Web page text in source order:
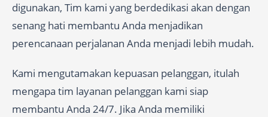
digunakan, Tim kami yang berdedikasi akan dengan
senang hati membantu Anda menjadikan
perencanaan perjalanan Anda menjadi lebih mudah.
Kami mengutamakan kepuasan pelanggan, itulah
mengapa tim layanan pelanggan kami siap
membantu Anda 24/7. Jika Anda memiliki